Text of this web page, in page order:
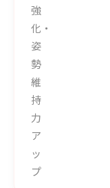
強
化・
姿
勢
維
持
力
ア
ッ
プ